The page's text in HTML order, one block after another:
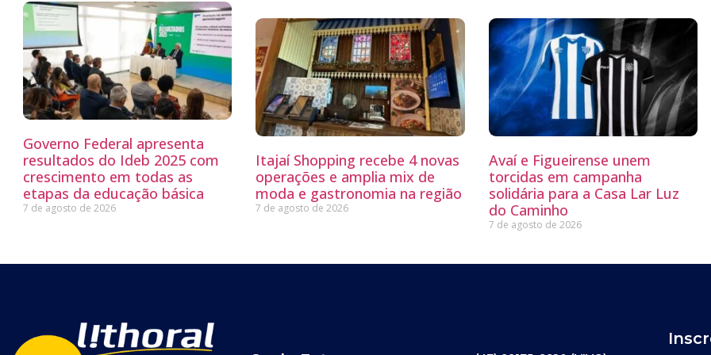
Governo Federal apresenta
resultados do Ideb 2025 com
crescimento em todas as
etapas da educação básica
7 de agosto de 2026
Itajaí Shopping recebe 4 novas
operações e amplia mix de
moda e gastronomia na região
7 de agosto de 2026
Avaí e Figueirense unem
torcidas em campanha
solidária para a Casa Lar Luz
do Caminho
7 de agosto de 2026